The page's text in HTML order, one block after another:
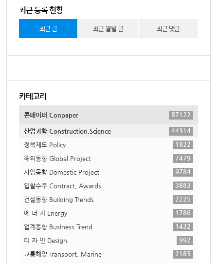
최근 등록 현황
최근 글 최근 월별 글 최근 댓글
카테고리
콘페이퍼 Conpaper 87122
산업과학 Construction,Science
44314
정책제도 Policy
1822
해외동향 Global Project
7479
사업동향 Domestic Project
9784
입찰수주 Contract, Awards
3883
건설동향 Building Trends
2225
에 너 지 Energy
1786
업계동향 Business Trend
1432
디 자 인 Design
992
교통해양 Transport, Marine
2183